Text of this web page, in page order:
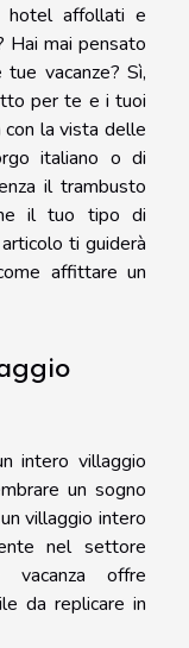
hotel affollati e
Hai mai pensato
vacanze? Sì,
per te e i tuoi
con la vista delle
italiano o di
il trambusto
il tuo tipo di
ti guiderà
affittare un
intero villaggio
un sogno
villaggio intero
nel settore
vacanza offre
da replicare in